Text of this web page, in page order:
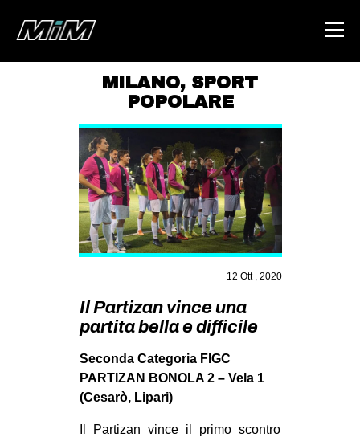
HOME
AREA
DEGENERAZIONE
GAZA FREESTYLE
CSOA LAMBRETTA
STUDENTI TSUNAMI
ZAM
MILANO
MOBILITAZIONI
SPAZI
MILANO, SPORT
POPOLARE
12 Ott , 2020
Il Partizan vince una
partita bella e difficile
Seconda Categoria FIGC
PARTIZAN BONOLA 2 – Vela 1
(Cesarò, Lipari)
Il Partizan vince il primo scontro